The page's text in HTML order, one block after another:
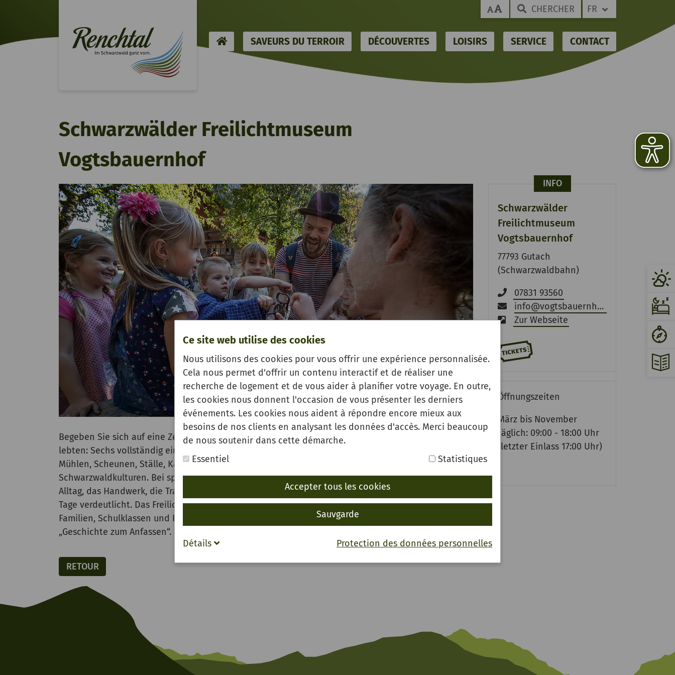
Ce site web utilise des cookies
Nous utilisons des cookies pour vous offrir une expérience personnalisée.
Cela nous permet d'offrir un contenu interactif et de réaliser une
recherche de logement et de vous aider à planifier votre voyage. En outre,
les cookies nous donnent l'occasion de vous présenter les derniers
événements. Les cookies nous aident à répondre encore mieux aux
besoins de nos clients en analysant les données d'accès. Merci beaucoup
de nous soutenir dans cette démarche.
Essentiel
Statistiques
Accepter tous les cookies
Sauvgarde
Protection des données personnelles
Détails
CHERCHER FR
HOMESAVEURS DU TERROIR DÉCOUVERTES LOISIRS SERVICE CONTACT
Schwarzwälder Freilichtmuseum
Vogtsbauernhof
Begeben Sie sich auf eine Zeitreise und erleben Sie, wie die Menschen früher im Schwarzwald
lebten: Sechs vollständig eingerichtete Höfe, ein Tagelöhnerhaus und 15 Nebengebäude wie Sägen,
Mühlen, Scheunen, Ställe, Kapelle, Speicher und ein Leibgedinghaus sind Zeugen der vielfältigen
Schwarzwaldkulturen. Bei spannenden Vorführungen und Aktionstagen wird den Besuchern der
Alltag, das Handwerk, die Traditionen sowie die Wirtschafts- und Lebensweisen längst vergangener
Tage verdeutlicht. Das Freilichtmuseum Vogtsbauernhof ist ein beliebtes Ausflugsziel und ideal für
Familien, Schulklassen und Kindergärten. Das ganzjährige Veranstaltungsprogramm bietet Ihnen
„Geschichte zum Anfassen“.
RETOUR
INFO
Schwarzwälder
Freilichtmuseum
Vogtsbauernhof
77793 Gutach
(Schwarzwaldbahn)
07831 93560
info@vogtsbauernhof.de
Zur Webseite
Öffnungszeiten
März bis November
täglich: 09:00 - 18:00 Uhr
(letzter Einlass 17:00 Uhr)